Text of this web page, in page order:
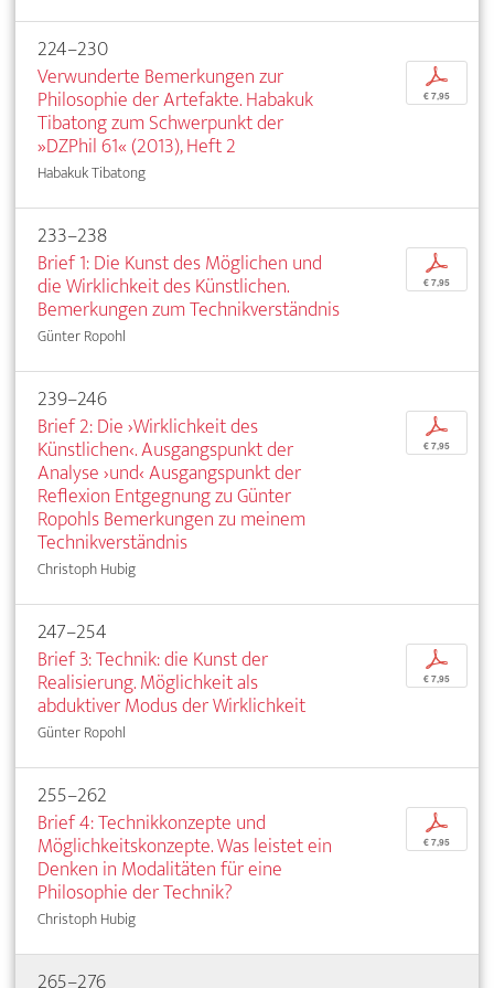
224–230
Verwunderte Bemerkungen zur
Philosophie der Artefakte. Habakuk
Tibatong zum Schwerpunkt der
»DZPhil 61« (2013), Heft 2
Habakuk Tibatong
p
€ 7,95
233–238
Brief 1: Die Kunst des Möglichen und
die Wirklichkeit des Künstlichen.
Bemerkungen zum Technikverständnis
Günter Ropohl
p
€ 7,95
239–246
Brief 2: Die ›Wirklichkeit des
Künstlichen‹. Ausgangspunkt der
Analyse ›und‹ Ausgangspunkt der
Reflexion Entgegnung zu Günter
Ropohls Bemerkungen zu meinem
Technikverständnis
Christoph Hubig
p
€ 7,95
247–254
Brief 3: Technik: die Kunst der
Realisierung. Möglichkeit als
abduktiver Modus der Wirklichkeit
Günter Ropohl
p
€ 7,95
255–262
Brief 4: Technikkonzepte und
Möglichkeitskonzepte. Was leistet ein
Denken in Modalitäten für eine
Philosophie der Technik?
Christoph Hubig
p
€ 7,95